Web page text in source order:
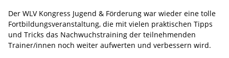
Der WLV Kongress Jugend & Förderung war wieder eine tolle
Fortbildungsveranstaltung, die mit vielen praktischen Tipps
und Tricks das Nachwuchstraining der teilnehmenden
Trainer/innen noch weiter aufwerten und verbessern wird.